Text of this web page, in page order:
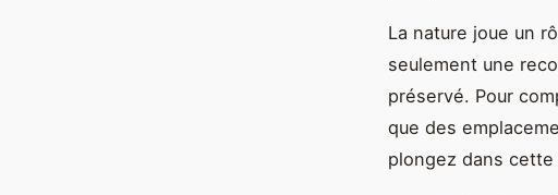
La nature joue un
seulement une
préservé. Pour
que des
plongez dans